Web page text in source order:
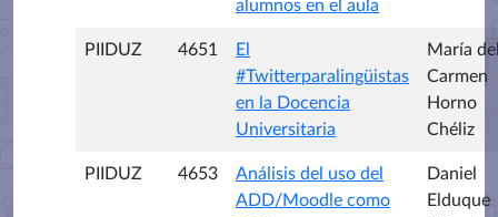
alumnos en el aula
PIIDUZ 4651
El
#Twitterparalingüistas
en la Docencia
Universitaria
María
Carmen
Horno
Chéliz
PIIDUZ 4653
Análisis del uso del
ADD/Moodle como
Daniel
Elduque